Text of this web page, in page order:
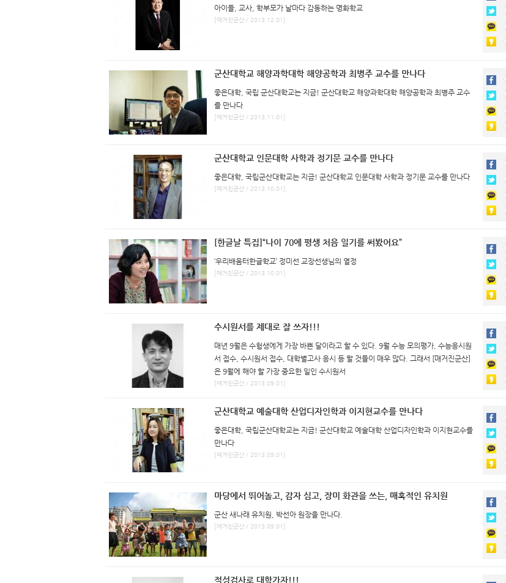
아이들, 교사, 학부모가 날마다 감동하는 명화학교
[매거진군산 / 2013.12.01]
군산대학교 해양과학대학 해양공학과 최병주 교수를 만나다
좋은대학, 국립 군산대학교는 지금! 군산대학교 해양과학대학 해양공학과 최병주 교수
를 만나다
[매거진군산 / 2013.11.01]
군산대학교 인문대학 사학과 정기문 교수를 만나다
좋은대학, 국립군산대학교는 지금! 군산대학교 인문대학 사학과 정기문 교수를 만나다
[매거진군산 / 2013.10.01]
[한글날 특집]“나이 70에 평생 처음 일기를 써봤어요”
‘우리배움터한글학교’ 정미선 교장선생님의 열정
[매거진군산 / 2013.10.01]
수시원서를 제대로 잘 쓰자!!!
매년 9월은 수험생에게 가장 바쁜 달이라고 할 수 있다. 9월 수능 모의평가, 수능응시원
서 접수, 수시원서 접수, 대학별고사 응시 등 할 것들이 매우 많다. 그래서 [매거진군산]
은 9월에 해야 할 가장 중요한 일인 수시원서
[매거진군산 / 2013.09.01]
군산대학교 예술대학 산업디자인학과 이지현교수를 만나다
좋은대학, 국립군산대학교는 지금! 군산대학교 예술대학 산업디자인학과 이지현교수를
만나다
[매거진군산 / 2013.09.01]
마당에서 뛰어놀고, 감자 심고, 장미 화관을 쓰는, 매혹적인 유치원
군산 새나래 유치원, 박선아 원장을 만나다.
[매거진군산 / 2013.09.01]
적성검사로 대학가자!!!